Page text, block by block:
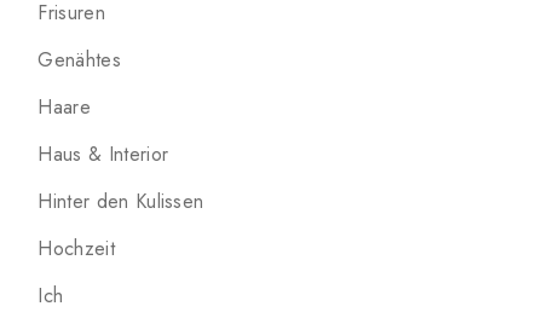
Frisuren
Genähtes
Haare
Haus & Interior
Hinter den Kulissen
Hochzeit
Ich